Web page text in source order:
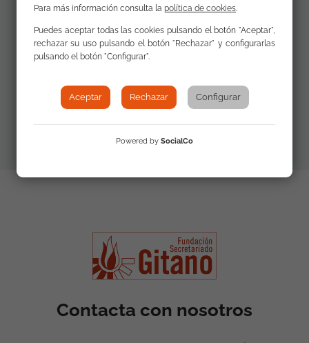
Materiales
adicionales
políticos y
chabolismo en
España (PDF)
Contacta con nosotros
Para más información consulta la política de cookies.
Puedes aceptar todas las cookies pulsando el botón "Aceptar",
rechazar su uso pulsando el botón "Rechazar" y configurarlas
pulsando el botón "Configurar".
Aceptar Rechazar Configurar
Powered by SocialCo